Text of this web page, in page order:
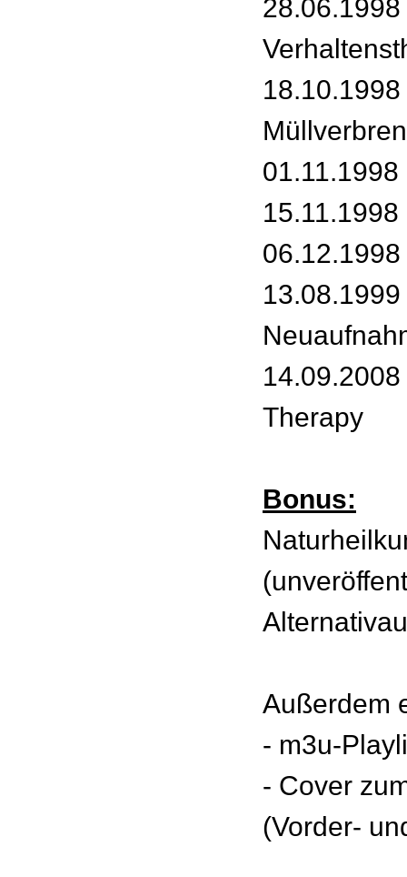
28.06.1998
18.10.1998
Therapy
Bonus:
Außerdem
- m3u-
- Cover
(Vorder-